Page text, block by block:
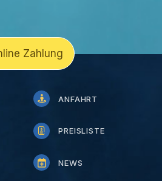
ANFAHRT
PREISLISTE
NEWS
Zahlung